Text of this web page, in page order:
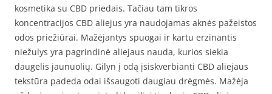
kosmetika su CBD priedais. Tačiau tam tikros
koncentracijos CBD aliejus yra naudojamas aknės pažeistos
odos priežiūrai. Mažėjantys spuogai ir kartu erzinantis
niežulys yra pagrindinė aliejaus nauda, kurios siekia
daugelis jaunuolių. Gilyn į odą įsiskverbianti CBD aliejaus
tekstūra padeda odai išsaugoti daugiau drėgmės. Mažėja